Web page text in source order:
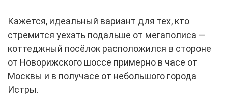
Кажется, идеальный вариант для тех, кто
стремится уехать подальше от мегаполиса —
коттеджный посёлок расположился в стороне
от Новорижского шоссе примерно в часе от
Москвы и в получасе от небольшого города
Истры.